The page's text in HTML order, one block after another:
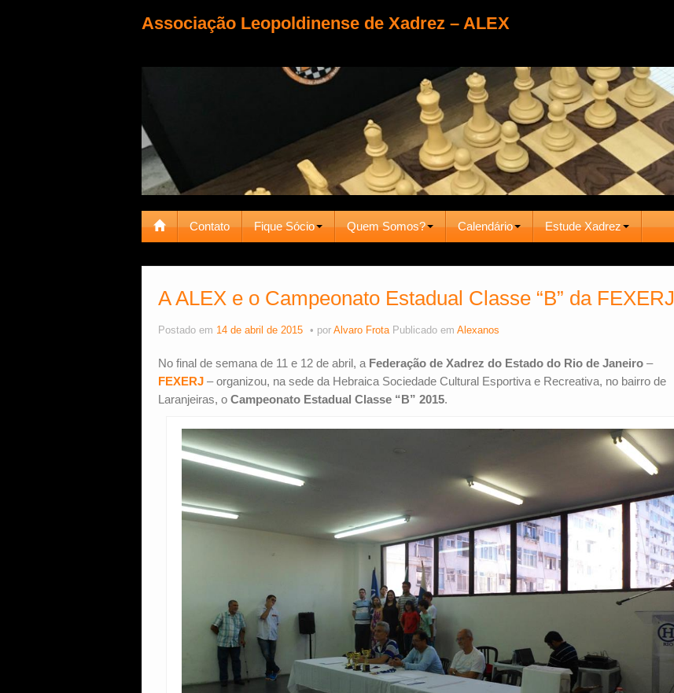
Associação Leopoldinense de Xadrez – ALEX
Contato Fique Sócio Quem Somos? Calendário Estude Xadrez
A ALEX e o Campeonato Estadual Classe “B” da FEXERJ
Postado em 14 de abril de 2015 por Alvaro Frota Publicado em Alexanos
No final de semana de 11 e 12 de abril, a Federação de Xadrez do Estado do Rio de Janeiro –
FEXERJ – organizou, na sede da Hebraica Sociedade Cultural Esportiva e Recreativa, no bairro de
Laranjeiras, o Campeonato Estadual Classe “B” 2015.